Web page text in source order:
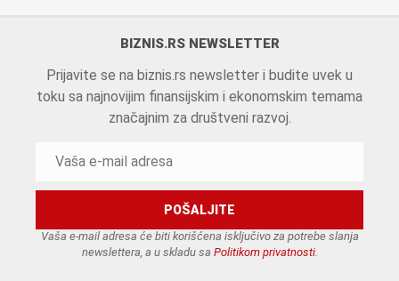
BIZNIS.RS NEWSLETTER
Prijavite se na biznis.rs newsletter i budite uvek u
toku sa najnovijim finansijskim i ekonomskim temama
značajnim za društveni razvoj.
Vaša e-mail adresa će biti korišćena isključivo za potrebe slanja
newslettera, a u skladu sa Politikom privatnosti.